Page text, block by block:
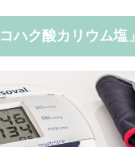
コハク酸カリウム塩」